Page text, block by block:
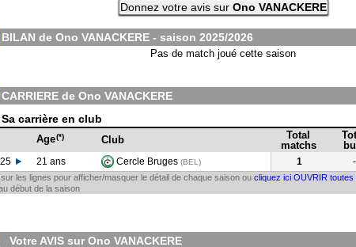
Donnez votre avis sur Ono VANACKERE
BILAN de Ono VANACKERE - saison 2025/2026
Pas de match joué cette saison
CARRIERE de Ono VANACKERE
Sa carrière en club
Age(*) Club
Total
matchs
21 ans Cercle Bruges (BEL ) 1 -
les lignes pour afficher/masquer le détail de chaque saison ou cliquez ici OUVRIR toutes
début de la saison
Votre AVIS sur Ono VANACKERE